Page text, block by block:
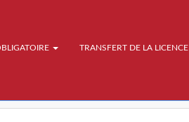
TRANSFERT DE LA LICENCE